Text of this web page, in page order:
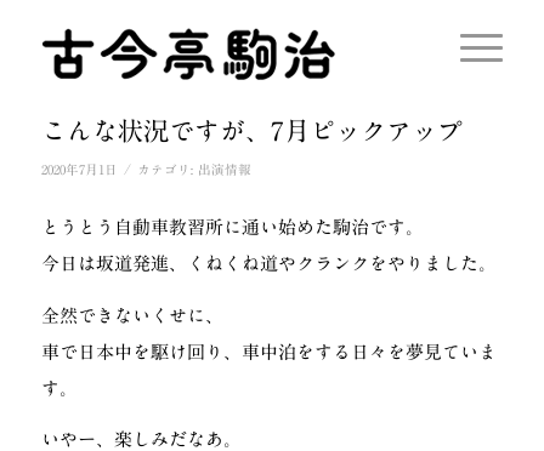
こんな状況ですが、7月ピックアップ
2020年7月1日 / カテゴリ: 出演情報
とうとう自動車教習所に通い始めた駒治です。
今日は坂道発進、くねくね道やクランクをやりました。
全然できないくせに、
車で日本中を駆け回り、車中泊をする日々を夢見ていま
す。
いやー、楽しみだなあ。